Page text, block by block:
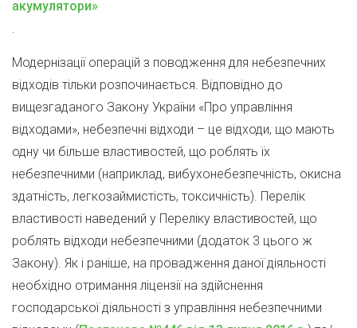
акумулятори»
.
Модернізації операцій з поводження для небезпечних
відходів тільки розпочинається. Відповідно до
вищезгаданого Закону України «Про управління
відходами», небезпечні відходи – це відходи, що мають
одну чи більше властивостей, що роблять їх
небезпечними (наприклад, вибухонебезпечність, окисна
здатність, легкозаймистість, токсичність). Перелік
властивості наведений у Переліку властивостей, що
роблять відходи небезпечними (додаток 3 цього ж
Закону). Як і раніше, на провадження даної діяльності
необхідно отримання ліцензії на здійснення
господарської діяльності з управління небезпечними